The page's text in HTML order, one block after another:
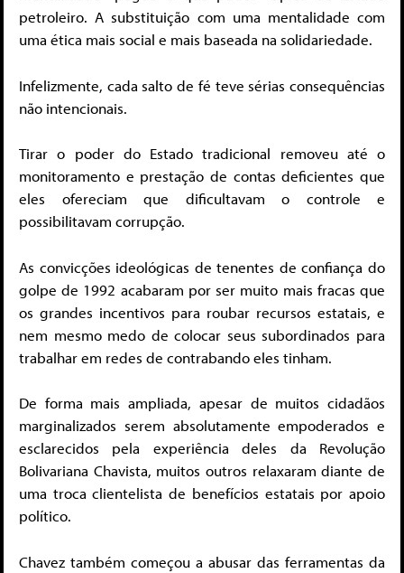
petroleiro. A substituição com uma mentalidade com
uma ética mais social e mais baseada na solidariedade.
Infelizmente, cada salto de fé teve sérias consequências
não intencionais.
Tirar o poder do Estado tradicional removeu até o
monitoramento e prestação de contas deficientes que
eles ofereciam que dificultavam o controle e
possibilitavam corrupção.
As convicções ideológicas de tenentes de confiança do
golpe de 1992 acabaram por ser muito mais fracas que
os grandes incentivos para roubar recursos estatais, e
nem mesmo medo de colocar seus subordinados para
trabalhar em redes de contrabando eles tinham.
De forma mais ampliada, apesar de muitos cidadãos
marginalizados serem absolutamente empoderados e
esclarecidos pela experiência deles da Revolução
Bolivariana Chavista, muitos outros relaxaram diante de
uma troca clientelista de benefícios estatais por apoio
político.
Chavez também começou a abusar das ferramentas da